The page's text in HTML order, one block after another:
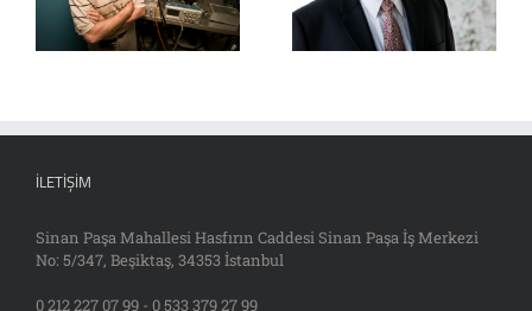
İLETIŞIM
Sinan Paşa Mahallesi Hasfırın Caddesi Sinan Paşa İş Merkezi
No: 5/347, Beşiktaş, 34353 İstanbul
0 212 227 07 99 - 0 533 379 27 99